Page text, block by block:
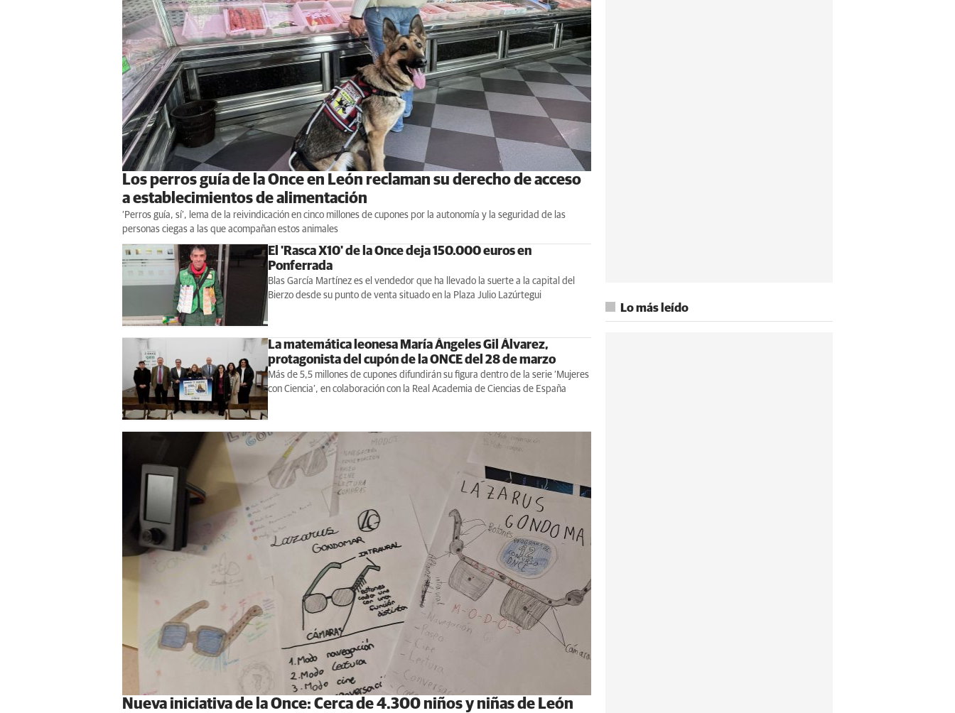
Los perros guía de la Once en León reclaman su derecho de acceso
a establecimientos de alimentación
‘Perros guía, sí’, lema de la reivindicación en cinco millones de cupones por la autonomía y la seguridad de las
personas ciegas a las que acompañan estos animales
El 'Rasca X10' de la Once deja 150.000 euros en
Ponferrada
Blas García Martínez es el vendedor que ha llevado la suerte a la capital del
Bierzo desde su punto de venta situado en la Plaza Julio Lazúrtegui
La matemática leonesa María Ángeles Gil Álvarez,
protagonista del cupón de la ONCE del 28 de marzo
Más de 5,5 millones de cupones difundirán su figura dentro de la serie ‘Mujeres
con Ciencia’, en colaboración con la Real Academia de Ciencias de España
Nueva iniciativa de la Once: Cerca de 4.300 niños y niñas de León
Lo más leído